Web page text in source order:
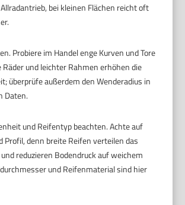
bei kleinen Flächen reicht oft
Probiere im Handel enge Kurven und Tore
Räder und leichter Rahmen erhöhen die
überprüfe außerdem den Wenderadius in
Daten.
und Reifentyp beachten. Achte auf
Profil, denn breite Reifen verteilen das
reduzieren Bodendruck auf weichem
und Reifenmaterial sind hier